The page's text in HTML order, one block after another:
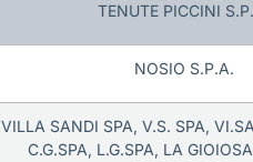
TENUTE PICCINI
NOSIO S.P.A.
VILLA SANDI SPA, V.S. SPA,
C.G.SPA, L.G.SPA, LA